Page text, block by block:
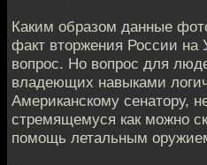
Каким образом данные
факт вторжения России на
вопрос. Но вопрос для
владеющих навыками
Американскому сенатору,
стремящемуся как можно
помощь летальным